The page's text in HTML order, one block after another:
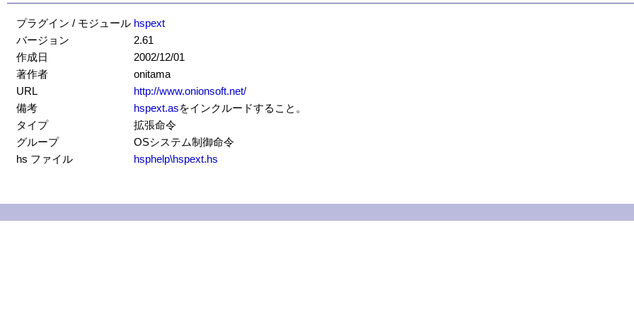
プラグイン / モジュール hspext
バージョン
2.61
作成日
2002/12/01
著作者
onitama
URL
http://www.onionsoft.net/
備考
hspext.asをインクルードすること。
タイプ
拡張命令
グループ
OSシステム制御命令
hs ファイル
hsphelp\hspext.hs